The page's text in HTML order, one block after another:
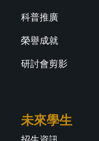
科普推廣
榮譽成就
研討會剪影
未來學生